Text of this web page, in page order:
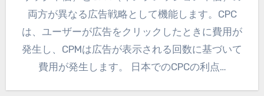
両方が異なる広告戦略として機能します。CPC
は、ユーザーが広告をクリックしたときに費用が
発生し、CPMは広告が表示される回数に基づいて
費用が発生します。 日本でのCPCの利点…